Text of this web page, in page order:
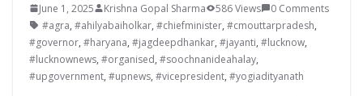
June 1, 2025 Krishna Gopal Sharma 586 Views
0 Comments
#agra, #ahilyabaiholkar, #chiefminister, #cmouttarpradesh,
#governor, #haryana, #jagdeepdhankar, #jayanti, #lucknow,
#lucknownews, #organised, #soochnanideahalay,
#upgovernment, #upnews, #vicepresident, #yogiadityanath